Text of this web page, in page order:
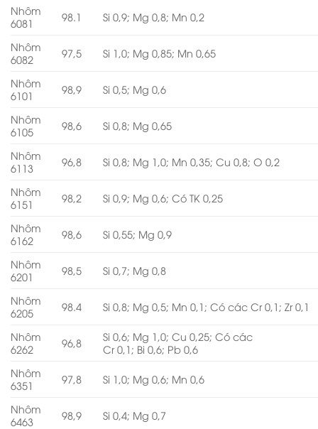
Nhôm
6081
98.1 Si 0,9; Mg 0,8; Mn 0,2
Nhôm
6082
97,5 Si 1,0; Mg 0,85; Mn 0,65
Nhôm
6101
98,9 Si 0,5; Mg 0,6
Nhôm
6105
98,6 Si 0,8; Mg 0,65
Nhôm
6113
96,8 Si 0,8; Mg 1,0; Mn 0,35; Cu 0,8; O 0,2
Nhôm
6151
98,2 Si 0,9; Mg 0,6; Có TK 0,25
Nhôm
6162
98,6 Si 0,55; Mg 0,9
Nhôm
6201
98,5 Si 0,7; Mg 0,8
Nhôm
6205
98.4 Si 0,8; Mg 0,5; Mn 0,1; Có các Cr 0,1; Zr 0,1
Nhôm
6262
96,8
Si 0,6; Mg 1,0; Cu 0,25; Có các
Cr 0,1; Bi 0,6; Pb 0,6
Nhôm
6351
97,8 Si 1,0; Mg 0,6; Mn 0,6
Nhôm
6463
98,9 Si 0,4; Mg 0,7